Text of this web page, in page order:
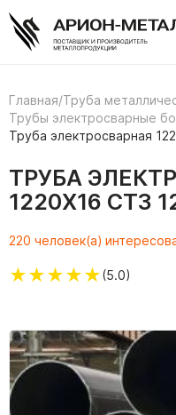
Главная/Труба
Трубы электросварные
Труба электросварная
ТРУБА
1220Х16 СТ3
220 человек(а)
★★★★★(5.0)